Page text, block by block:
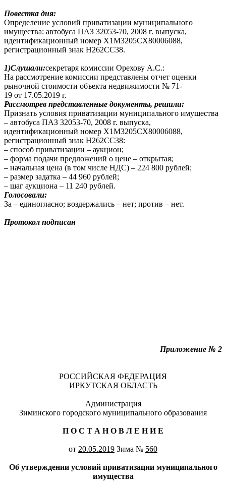
Повестка дня:
Определение условий приватизации муниципального
имущества: автобуса ПАЗ 32053-70, 2008 г. выпуска,
идентификационный номер X1M3205CX80006088,
регистрационный знак Н262СС38.
1)Слушали:секретаря комиссии Орехову А.С.:
На рассмотрение комиссии представлены отчет оценки
рыночной стоимости объекта недвижимости № 71-
19 от 17.05.2019 г.
Рассмотрев представленные документы, решили:
Признать условия приватизации муниципального имущества
– автобуса ПАЗ 32053-70, 2008 г. выпуска,
идентификационный номер X1M3205CX80006088,
регистрационный знак Н262СС38:
– способ приватизации – аукцион;
– форма подачи предложений о цене – открытая;
– начальная цена (в том числе НДС) – 224 800 рублей;
– размер задатка – 44 960 рублей;
– шаг аукциона – 11 240 рублей.
Голосовали:
За – единогласно; воздержались – нет; против – нет.
Протокол подписан
Приложение № 2
РОССИЙСКАЯ ФЕДЕРАЦИЯ
ИРКУТСКАЯ ОБЛАСТЬ
Администрация
Зиминского городского муниципального образования
П О С Т А Н О В Л Е Н И Е
от 20.05.2019 Зима № 560
Об утверждении условий приватизации муниципального
имущества